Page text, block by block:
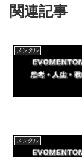
関連記事
メンタル
メンタル